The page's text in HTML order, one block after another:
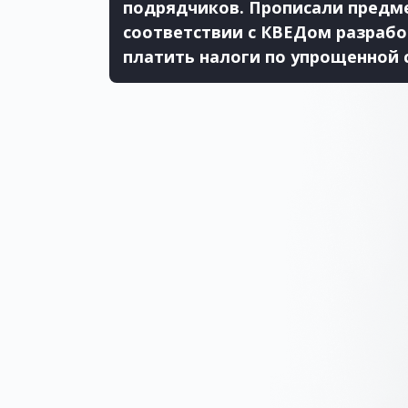
подрядчиков. Прописали
соответствии с КВЕДом
платить налоги по упрощенной